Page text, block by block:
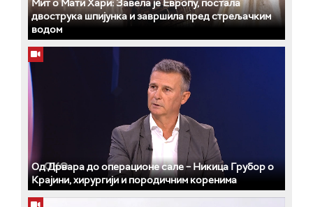
двострука шпијунка и завршила пред стрељачким
водом
Од Дрвара до операционе сале – Никица Грубор о
Крајини, хирургији и породичним коренима